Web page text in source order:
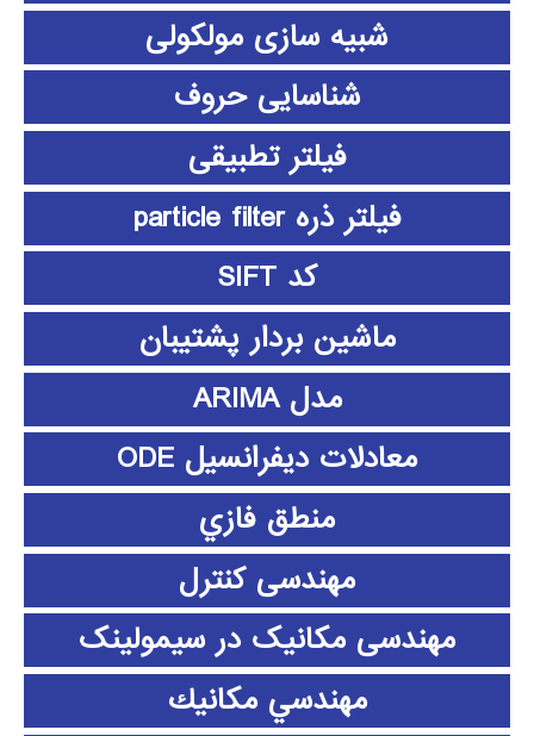
شبیه سازی مولکولی
شناسایی حروف
فیلتر تطبیقی
فیلتر ذره particle filter
کد SIFT
ماشین بردار پشتیبان
مدل ARIMA
معادلات دیفرانسیل ODE
منطق فازي
مهندسی کنترل
مهندسی مکانیک در سیمولینک
مهندسي مكانيك